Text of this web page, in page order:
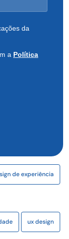
de experiência
ux design